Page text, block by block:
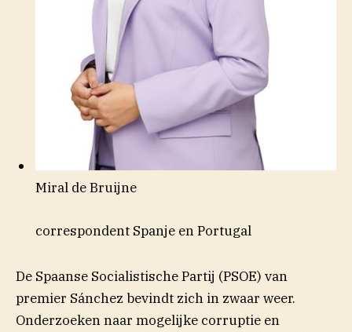
Miral de Bruijne
correspondent Spanje en Portugal
De Spaanse Socialistische Partij (PSOE) van
premier Sánchez bevindt zich in zwaar weer.
Onderzoeken naar mogelijke corruptie en